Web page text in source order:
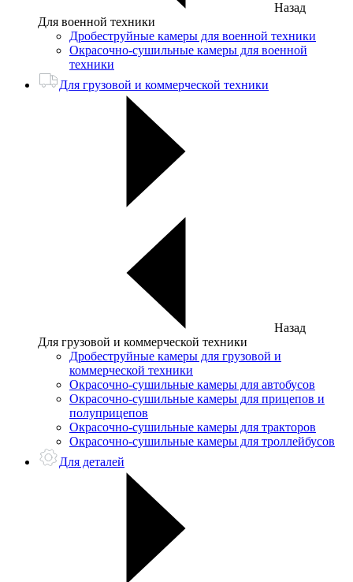
Назад
Для военной техники
Дробеструйные камеры для военной техники
Окрасочно-сушильные камеры для военной
техники
Для грузовой и коммерческой техники
Назад
Для грузовой и коммерческой техники
Дробеструйные камеры для грузовой и
коммерческой техники
Окрасочно-сушильные камеры для автобусов
Окрасочно-сушильные камеры для прицепов и
полуприцепов
Окрасочно-сушильные камеры для тракторов
Окрасочно-сушильные камеры для троллейбусов
Для деталей